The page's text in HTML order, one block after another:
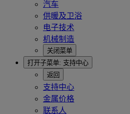
汽车
供暖及卫浴
电子技术
机械制造
关闭菜单
打开子菜单: 支持中心
返回
支持中心
金属价格
联系人